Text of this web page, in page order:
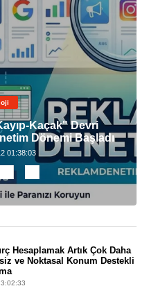
Kaçak" Devri
Dönemi Başladı
01:38:03
Hesaplamak Artık Çok Daha
ve Noktasal Konum Destekli